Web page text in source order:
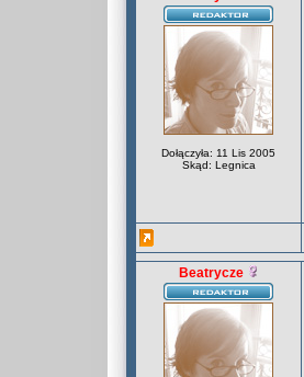
Dołączyła: 11 Lis 2005
Skąd: Legnica
Beatrycze